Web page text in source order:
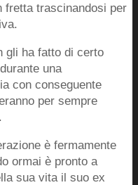
fretta trascinandosi per
gli ha fatto di certo
una
con conseguente
per sempre
è fermamente
ormai è pronto a
sua vita il suo ex